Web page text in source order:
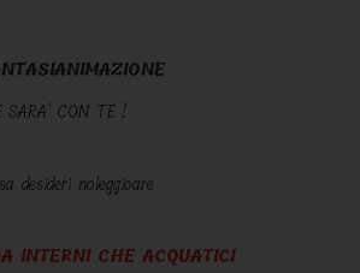
SARA' CON TE !
desideri noleggioare
INTERNI CHE ACQUATICI